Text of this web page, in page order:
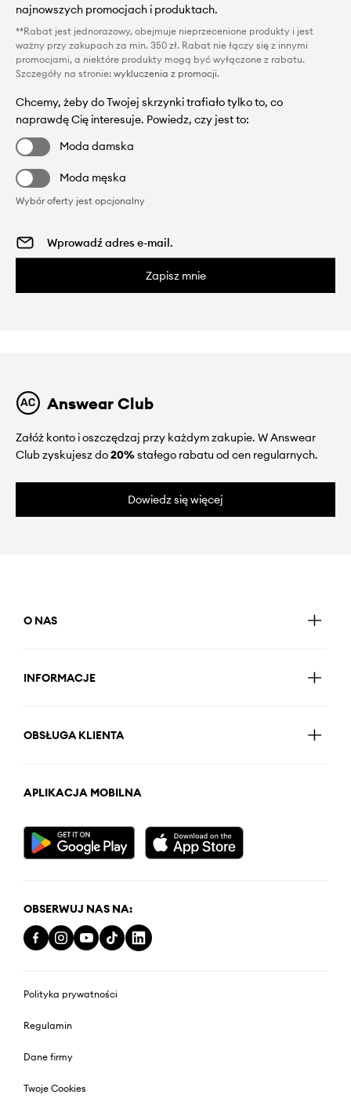
najnowszych promocjach i produktach.
**Rabat jest jednorazowy, obejmuje nieprzecenione produkty i jest
ważny przy zakupach za min. 350 zł. Rabat nie łączy się z innymi
promocjami, a niektóre produkty mogą być wyłączone z rabatu.
Szczegóły na stronie: wykluczenia z promocji.
Chcemy, żeby do Twojej skrzynki trafiało tylko to, co
naprawdę Cię interesuje. Powiedz, czy jest to:
Moda damska
Moda męska
Wybór oferty jest opcjonalny
Zapisz mnie
Answear Club
Załóż konto i oszczędzaj przy każdym zakupie. W Answear
Club zyskujesz do20%stałego rabatu od cen regularnych.
Dowiedz się więcej
O NAS
INFORMACJE
OBSŁUGA KLIENTA
APLIKACJA MOBILNA
OBSERWUJ NAS NA:
Polityka prywatności
Regulamin
Dane firmy
Twoje Cookies